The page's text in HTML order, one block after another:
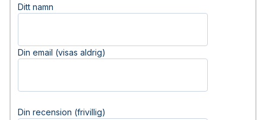
Ditt namn
Din email (visas aldrig)
Din recension (frivillig)